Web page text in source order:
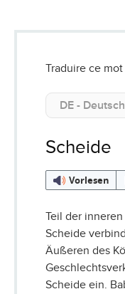
Traduire ce mot
Scheide
Vorlesen
Teil der inneren
Scheide
Äußeren des
Scheide ein.